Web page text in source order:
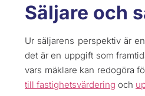
Säljare och
Ur säljarens perspektiv är
det är en uppgift som
vars mäklare kan redogöra
till fastighetsvärdering och